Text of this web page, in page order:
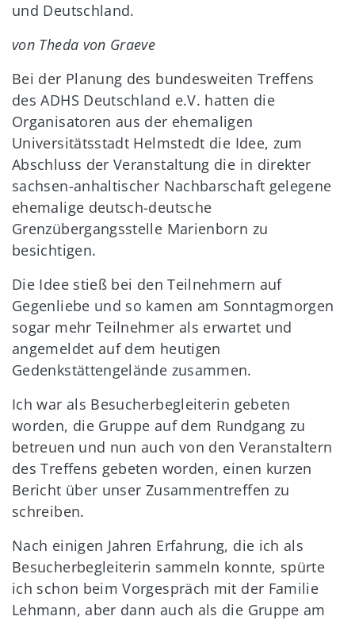
und Deutschland.
von Theda von Graeve
Bei der Planung des bundesweiten Treffens
des ADHS Deutschland e.V. hatten die
Organisatoren aus der ehemaligen
Universitätsstadt Helmstedt die Idee, zum
Abschluss der Veranstaltung die in direkter
sachsen-anhaltischer Nachbarschaft gelegene
ehemalige deutsch-deutsche
Grenzübergangsstelle Marienborn zu
besichtigen.
Die Idee stieß bei den Teilnehmern auf
Gegenliebe und so kamen am Sonntagmorgen
sogar mehr Teilnehmer als erwartet und
angemeldet auf dem heutigen
Gedenkstättengelände zusammen.
Ich war als Besucherbegleiterin gebeten
worden, die Gruppe auf dem Rundgang zu
betreuen und nun auch von den Veranstaltern
des Treffens gebeten worden, einen kurzen
Bericht über unser Zusammentreffen zu
schreiben.
Nach einigen Jahren Erfahrung, die ich als
Besucherbegleiterin sammeln konnte, spürte
ich schon beim Vorgespräch mit der Familie
Lehmann, aber dann auch als die Gruppe am